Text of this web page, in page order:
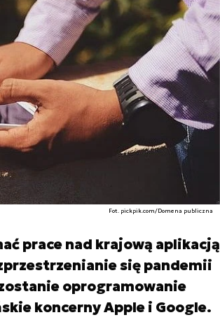
Fot. pickpik.com/Domena publiczna
prace nad krajową aplikacją
się pandemii
oprogramowanie
koncerny Apple i Google.